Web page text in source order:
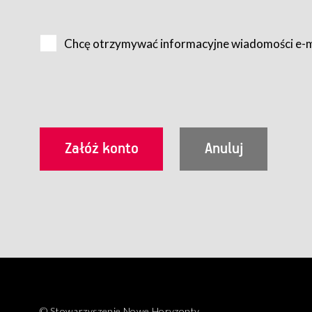
Usługobiorca przed rozpoczęciem korzystania z
utrwalenie i wydrukowanie.
§ 3
Korzystanie ze wszystkich aplikacji Serwisu może być
Chcę otrzymywać informacyjne wiadomości e-